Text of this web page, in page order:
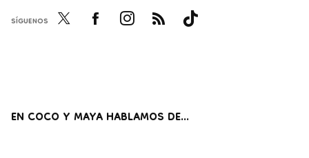
SÍGUENOS
EN COCO Y MAYA HABLAMOS DE...